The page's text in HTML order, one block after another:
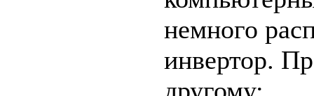
немного
инвертор.